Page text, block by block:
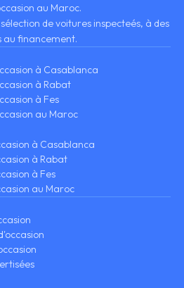
au Maroc.
de voitures inspecteés, à des
au financement.
à Casablanca
à Rabat
à Fes
au Maroc
à Casablanca
à Rabat
à Fes
au Maroc